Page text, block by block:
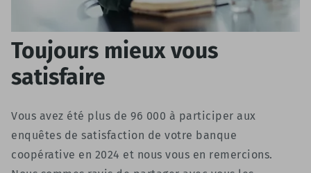
Toujours mieux vous
satisfaire
Vous avez été plus de 96 000 à participer aux
enquêtes de satisfaction de votre banque
coopérative en 2024 et nous vous en remercions.